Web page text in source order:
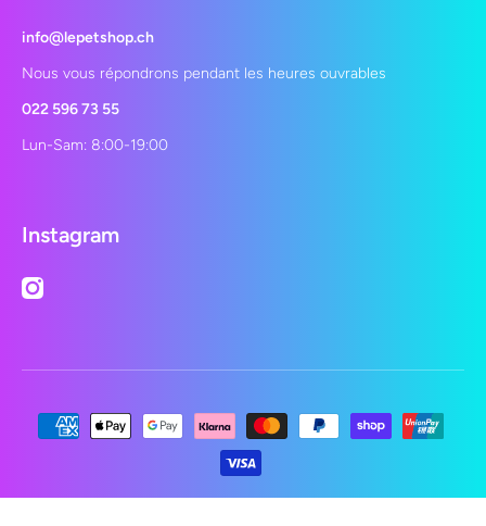
info@lepetshop.ch
Nous vous répondrons pendant les heures ouvrables
022 596 73 55
Lun-Sam: 8:00-19:00
Instagram
instagramcom/lepetshopch/
Moyens de paiement